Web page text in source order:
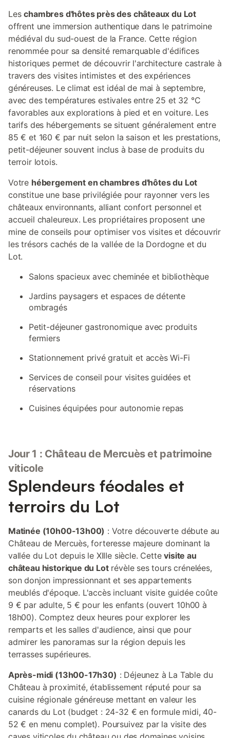
Leschambres d'hôtes près des châteaux du Lot
offrent une immersion authentique dans le patrimoine
médiéval du sud-ouest de la France. Cette région
renommée pour sa densité remarquable d'édifices
historiques permet de découvrir l'architecture castrale à
travers des visites intimistes et des expériences
généreuses. Le climat est idéal de mai à septembre,
avec des températures estivales entre 25 et 32 °C
favorables aux explorations à pied et en voiture. Les
tarifs des hébergements se situent généralement entre
85 € et 160 € par nuit selon la saison et les prestations,
petit-déjeuner souvent inclus à base de produits du
terroir lotois.
Votre hébergement en chambres d'hôtes du Lot
constitue une base privilégiée pour rayonner vers les
châteaux environnants, alliant confort personnel et
accueil chaleureux. Les propriétaires proposent une
mine de conseils pour optimiser vos visites et découvrir
les trésors cachés de la vallée de la Dordogne et du
Lot.
Salons spacieux avec cheminée et bibliothèque
Jardins paysagers et espaces de détente
ombragés
Petit-déjeuner gastronomique avec produits
fermiers
Stationnement privé gratuit et accès Wi-Fi
Services de conseil pour visites guidées et
réservations
Cuisines équipées pour autonomie repas
Jour 1 : Château de Mercuès et patrimoine
viticole
Splendeurs féodales et
terroirs du Lot
Matinée (10h00-13h00) : Votre découverte débute au
Château de Mercuès, forteresse majeure dominant la
vallée du Lot depuis le XIIIe siècle. Cettevisite au
château historique du Lotrévèle ses tours crénelées,
son donjon impressionnant et ses appartements
meublés d'époque. L'accès incluant visite guidée coûte
9 € par adulte, 5 € pour les enfants (ouvert 10h00 à
18h00). Comptez deux heures pour explorer les
remparts et les salles d'audience, ainsi que pour
admirer les panoramas sur la région depuis les
terrasses supérieures.
Après-midi (13h00-17h30) : Déjeunez à La Table du
Château à proximité, établissement réputé pour sa
cuisine régionale généreuse mettant en valeur les
canards du Lot (budget : 24-32 € en formule midi, 40-
52 € en menu complet). Poursuivez par la visite des